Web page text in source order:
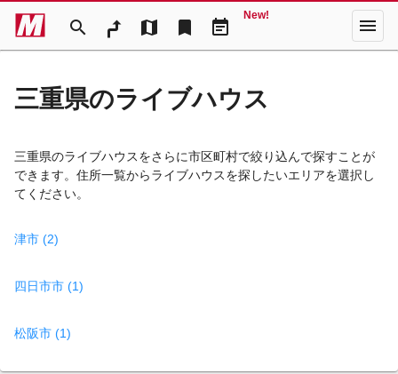
search map bookmark event_note
New! menu
三重県のライブハウス
三重県のライブハウスをさらに市区町村で絞り込んで探すことが
できます。住所一覧からライブハウスを探したいエリアを選択し
てください。
津市 (2)
四日市市 (1)
松阪市 (1)